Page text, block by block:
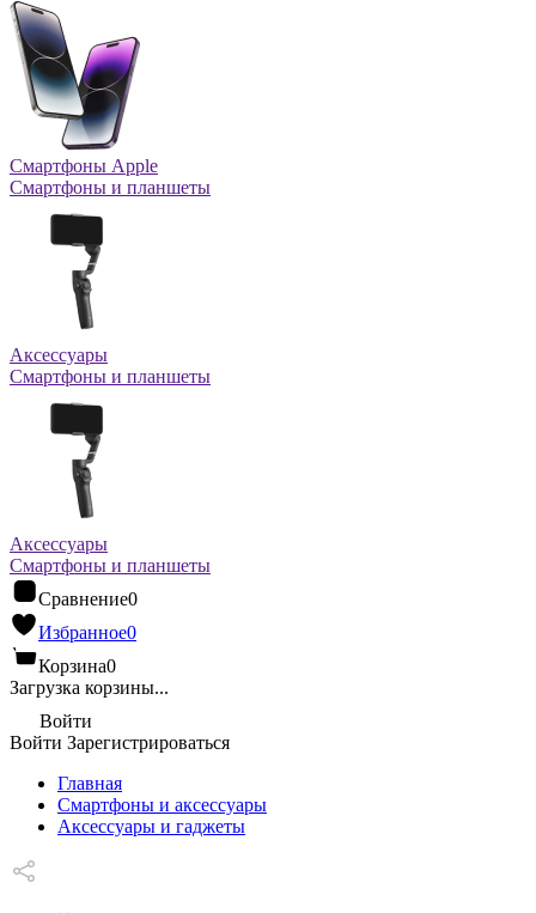
Смартфоны Apple
Смартфоны и планшеты
Аксессуары
Смартфоны и планшеты
Аксессуары
Смартфоны и планшеты
Сравнение0
Избранное0
Корзина0
Загрузка корзины...
Войти
Войти Зарегистрироваться
Главная
Смартфоны и аксессуары
Аксессуары и гаджеты